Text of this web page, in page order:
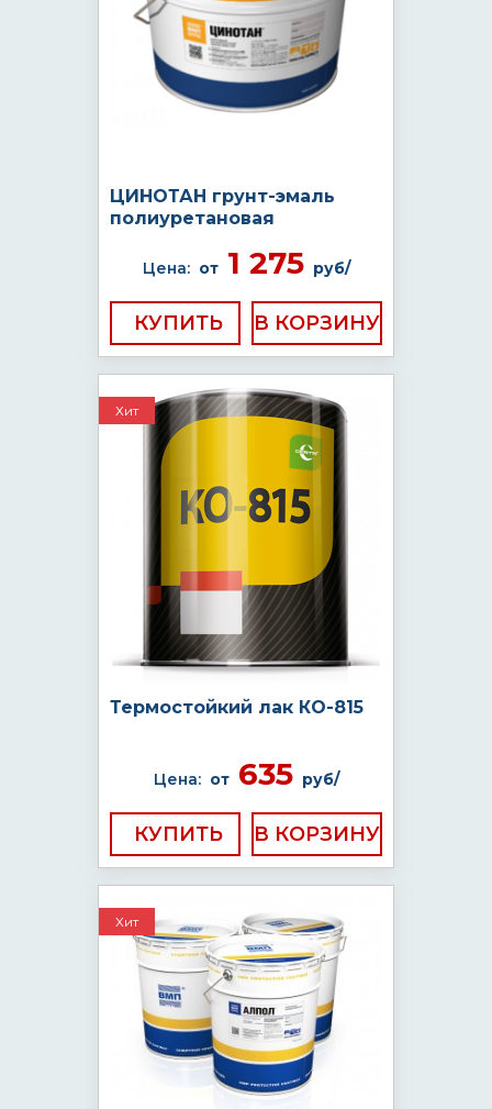
ЦИНОТАН грунт-эмаль
полиуретановая
Цена: от1 275 руб/
КУПИТЬ
Хит
Термостойкий лак КО-815
Цена: от635 руб/
КУПИТЬ
Хит